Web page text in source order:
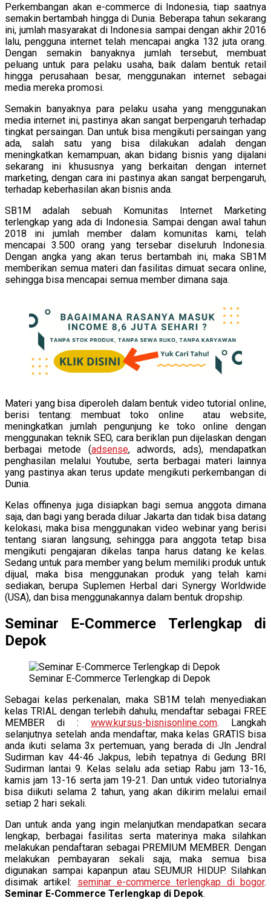
Perkembangan akan e-commerce di Indonesia, tiap saatnya
semakin bertambah hingga di Dunia. Beberapa tahun sekarang
ini, jumlah masyarakat di Indonesia sampai dengan akhir 2016
lalu, pengguna internet telah mencapai angka 132 juta orang.
Dengan semakin banyaknya jumlah tersebut, membuat
peluang untuk para pelaku usaha, baik dalam bentuk retail
hingga perusahaan besar, menggunakan internet sebagai
media mereka promosi.
Semakin banyaknya para pelaku usaha yang menggunakan
media internet ini, pastinya akan sangat berpengaruh terhadap
tingkat persaingan. Dan untuk bisa mengikuti persaingan yang
ada, salah satu yang bisa dilakukan adalah dengan
meningkatkan kemampuan, akan bidang bisnis yang dijalani
sekarang ini khususnya yang berkaitan dengan internet
marketing, dengan cara ini pastinya akan sangat berpengaruh,
terhadap keberhasilan akan bisnis anda.
SB1M adalah sebuah Komunitas Internet Marketing
terlengkap yang ada di Indonesia. Sampai dengan awal tahun
2018 ini jumlah member dalam komunitas kami, telah
mencapai 3.500 orang yang tersebar diseluruh Indonesia.
Dengan angka yang akan terus bertambah ini, maka SB1M
memberikan semua materi dan fasilitas dimuat secara online,
sehingga bisa mencapai semua member dimana saja.
Materi yang bisa diperoleh dalam bentuk video tutorial online,
berisi tentang: membuat toko online atau website,
meningkatkan jumlah pengunjung ke toko online dengan
menggunakan teknik SEO, cara beriklan pun dijelaskan dengan
berbagai metode (adsense, adwords, ads), mendapatkan
penghasilan melalui Youtube, serta berbagai materi lainnya
yang pastinya akan terus update mengikuti perkembangan di
Dunia.
Kelas offinenya juga disiapkan bagi semua anggota dimana
saja, dan bagi yang berada diluar Jakarta dan tidak bisa datang
kelokasi, maka bisa menggunakan video webinar yang berisi
tentang siaran langsung, sehingga para anggota tetap bisa
mengikuti pengajaran dikelas tanpa harus datang ke kelas.
Sedang untuk para member yang belum memiliki produk untuk
dijual, maka bisa menggunakan produk yang telah kami
sediakan, berupa Suplemen Herbal dari Synergy Worldwide
(USA), dan bisa menggunakannya dalam bentuk dropship.
Seminar E-Commerce Terlengkap di
Depok
Seminar E-Commerce Terlengkap di Depok
Sebagai kelas perkenalan, maka SB1M telah menyediakan
kelas TRIAL dengan terlebih dahulu, mendaftar sebagai FREE
MEMBER di : www.kursus-bisnisonline.com. Langkah
selanjutnya setelah anda mendaftar, maka kelas GRATIS bisa
anda ikuti selama 3x pertemuan, yang berada di Jln Jendral
Sudirman kav 44-46 Jakpus, lebih tepatnya di Gedung BRI
Sudirman lantai 9. Kelas selalu ada setiap Rabu jam 13-16,
kamis jam 13-16 serta jam 19-21. Dan untuk video tutorialnya
bisa diikuti selama 2 tahun, yang akan dikirim melalui email
setiap 2 hari sekali.
Dan untuk anda yang ingin melanjutkan mendapatkan secara
lengkap, berbagai fasilitas serta materinya maka silahkan
melakukan pendaftaran sebagai PREMIUM MEMBER. Dengan
melakukan pembayaran sekali saja, maka semua bisa
digunakan sampai kapanpun atau SEUMUR HIDUP. Silahkan
disimak artikel: seminar e-commerce terlengkap di bogor.
Seminar E-Commerce Terlengkap di Depok.